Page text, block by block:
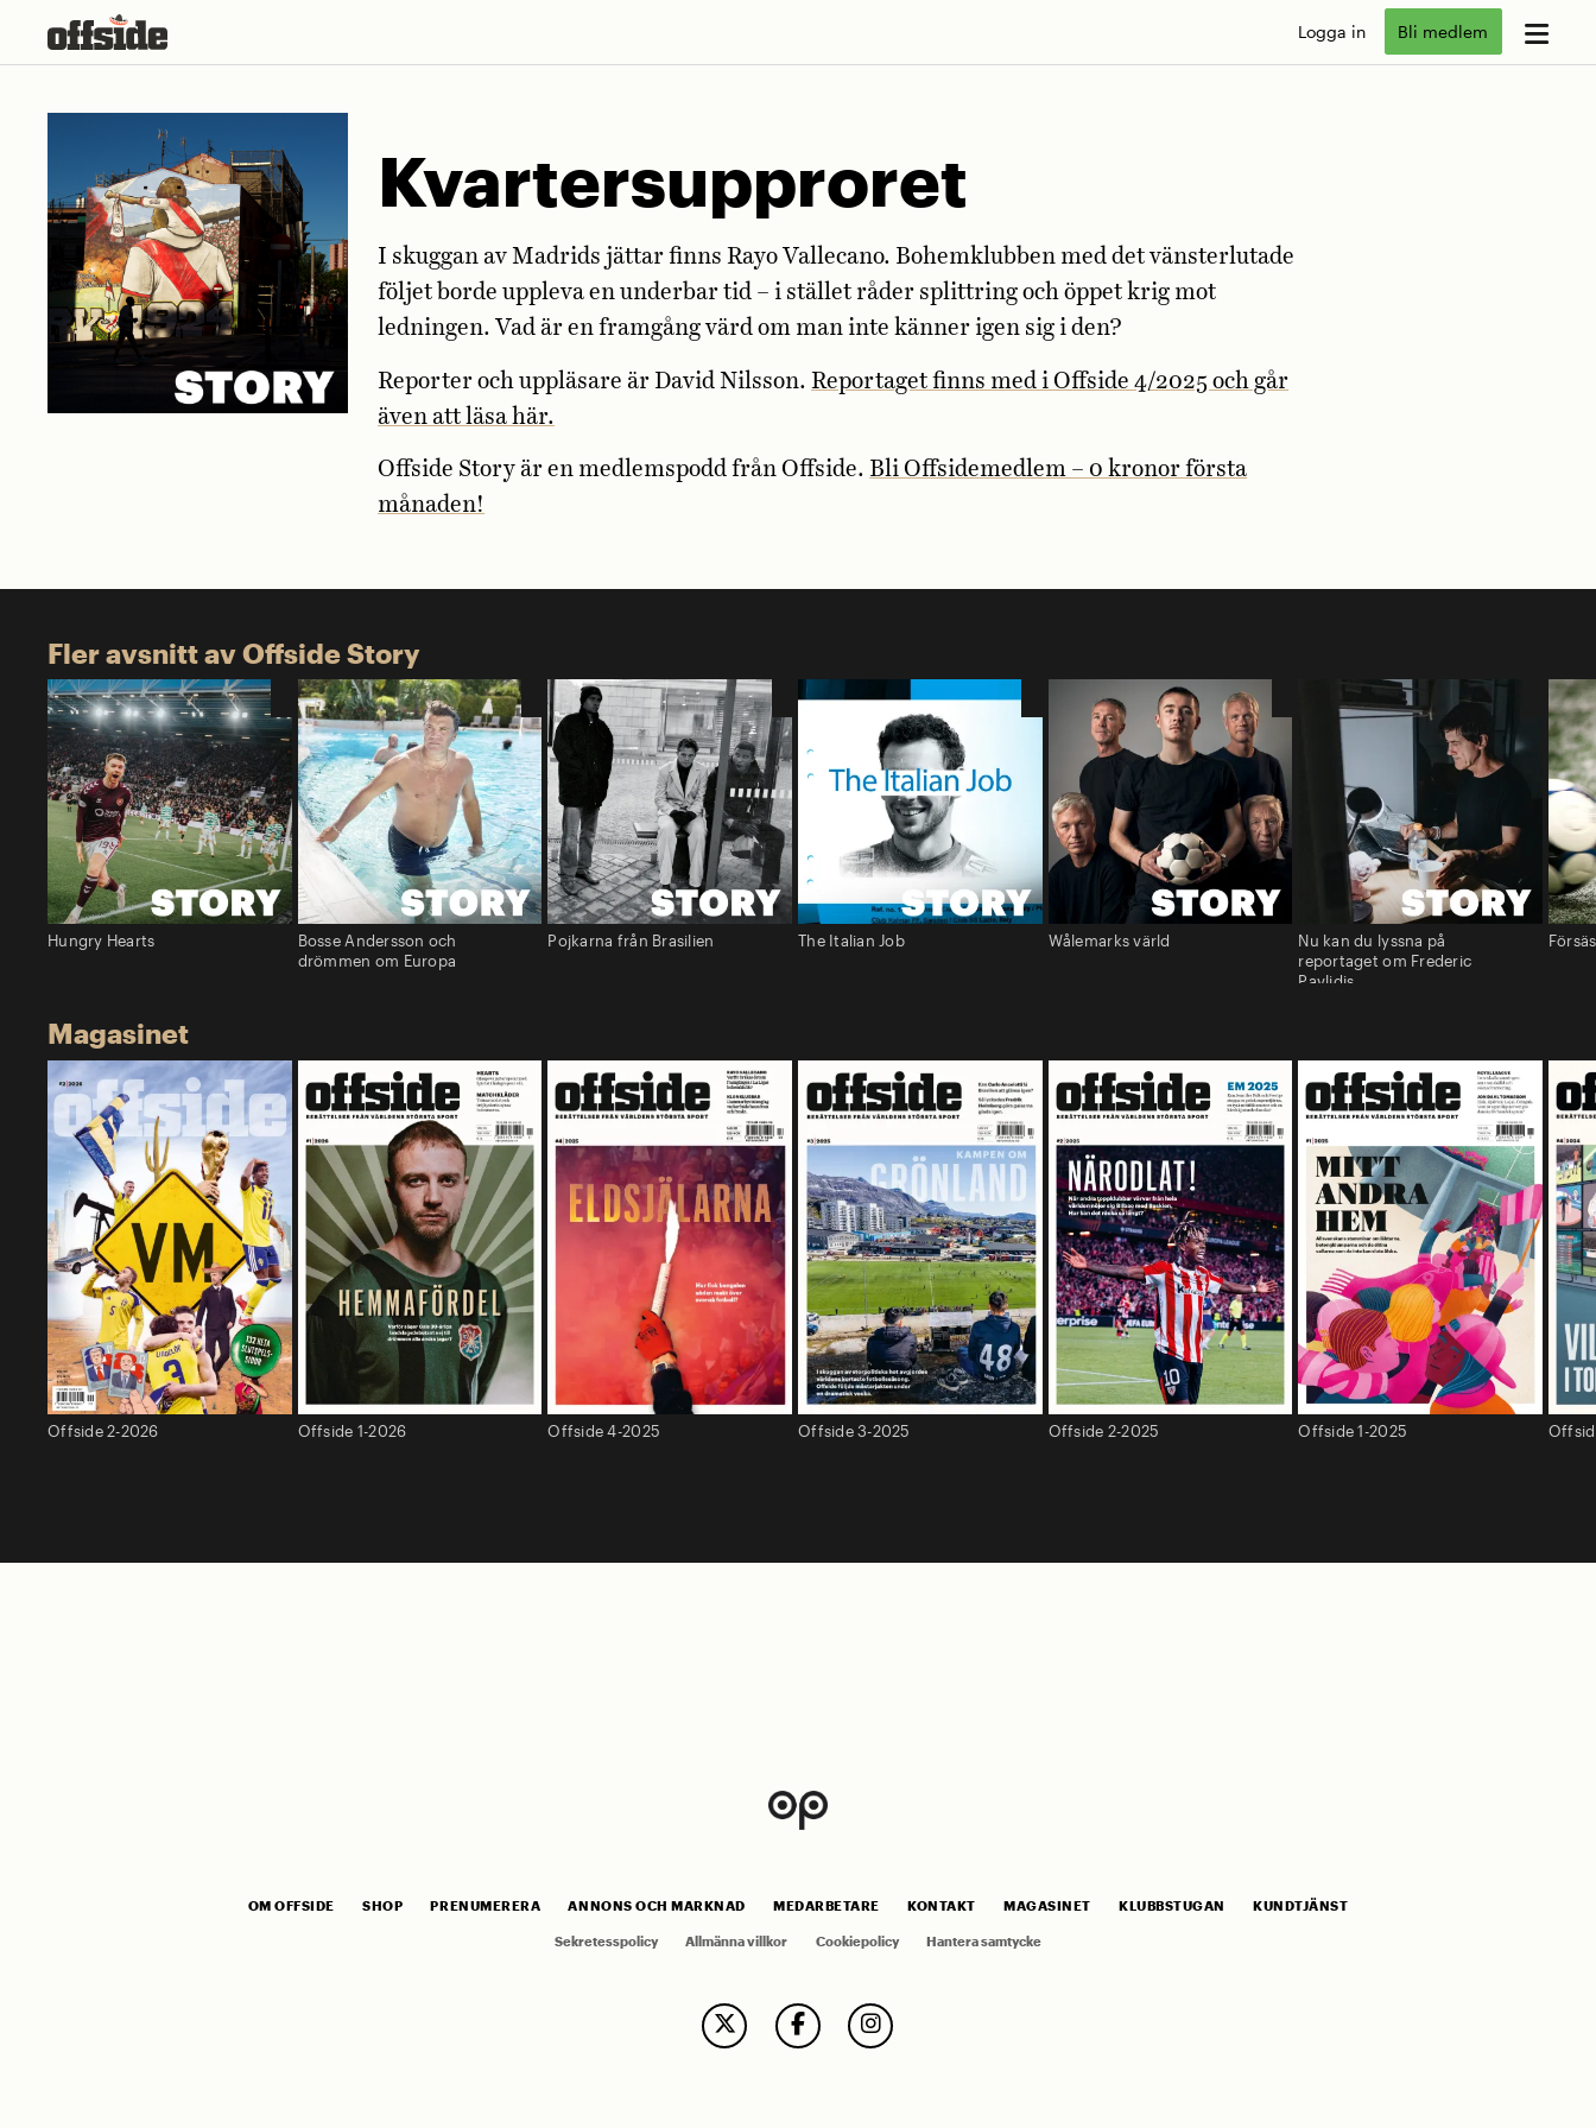
Logga in Bli medlem
Kvartersupproret
I skuggan av Madrids jättar finns Rayo Vallecano. Bohemklubben med det vänsterlutade
följet borde uppleva en underbar tid – i stället råder splittring och öppet krig mot
ledningen. Vad är en framgång värd om man inte känner igen sig i den?
Reporter och uppläsare är David Nilsson.Reportaget finns med i Offside 4/2025 och går
även att läsa här.
Offside Story är en medlemspodd från Offside. Bli Offsidemedlem – 0 kronor första
månaden!
Fler avsnitt av Offside Story
Hungry Hearts
Bosse Andersson och
drömmen om Europa
Pojkarna från Brasilien The Italian Job Wålemarks värld
Nu kan du lyssna på
reportaget om Frederic
Pavlidis
Magasinet
Offside 2-2026 Offside 1-2026 Offside 4-2025 Offside 3-2025 Offside 2-2025 Offside 1-2025
OM OFFSIDE SHOP PRENUMERERA ANNONS OCH MARKNAD MEDARBETARE KONTAKT MAGASINET KLUBBSTUGAN KUNDTJÄNST
Sekretesspolicy Allmänna villkor Cookiepolicy Hantera samtycke